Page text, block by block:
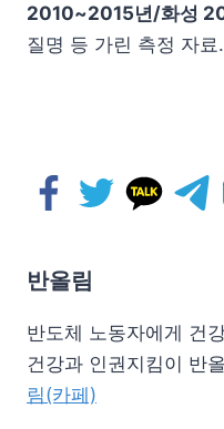
2010~2015년/화성
질명 등 가린 측정 자료.
반올림
반도체 노동자에게 건
건강과 인권지킴이 반
림(카페)